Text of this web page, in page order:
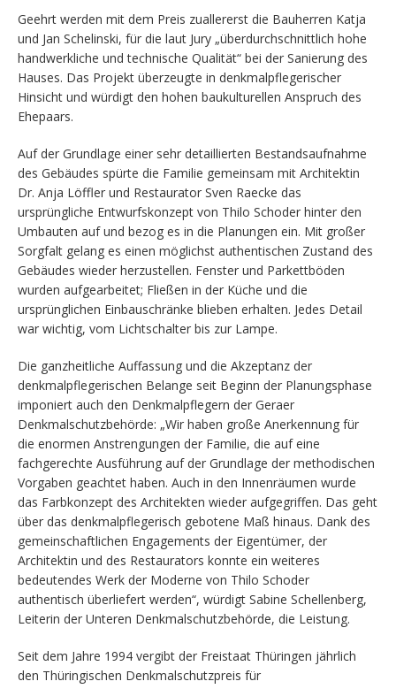
Geehrt werden mit dem Preis zuallererst die Bauherren Katja
und Jan Schelinski, für die laut Jury „überdurchschnittlich hohe
handwerkliche und technische Qualität“ bei der Sanierung des
Hauses. Das Projekt überzeugte in denkmalpflegerischer
Hinsicht und würdigt den hohen baukulturellen Anspruch des
Ehepaars.
Auf der Grundlage einer sehr detaillierten Bestandsaufnahme
des Gebäudes spürte die Familie gemeinsam mit Architektin
Dr. Anja Löffler und Restaurator Sven Raecke das
ursprüngliche Entwurfskonzept von Thilo Schoder hinter den
Umbauten auf und bezog es in die Planungen ein. Mit großer
Sorgfalt gelang es einen möglichst authentischen Zustand des
Gebäudes wieder herzustellen. Fenster und Parkettböden
wurden aufgearbeitet; Fließen in der Küche und die
ursprünglichen Einbauschränke blieben erhalten. Jedes Detail
war wichtig, vom Lichtschalter bis zur Lampe.
Die ganzheitliche Auffassung und die Akzeptanz der
denkmalpflegerischen Belange seit Beginn der Planungsphase
imponiert auch den Denkmalpflegern der Geraer
Denkmalschutzbehörde: „Wir haben große Anerkennung für
die enormen Anstrengungen der Familie, die auf eine
fachgerechte Ausführung auf der Grundlage der methodischen
Vorgaben geachtet haben. Auch in den Innenräumen wurde
das Farbkonzept des Architekten wieder aufgegriffen. Das geht
über das denkmalpflegerisch gebotene Maß hinaus. Dank des
gemeinschaftlichen Engagements der Eigentümer, der
Architektin und des Restaurators konnte ein weiteres
bedeutendes Werk der Moderne von Thilo Schoder
authentisch überliefert werden“, würdigt Sabine Schellenberg,
Leiterin der Unteren Denkmalschutzbehörde, die Leistung.
Seit dem Jahre 1994 vergibt der Freistaat Thüringen jährlich
den Thüringischen Denkmalschutzpreis für